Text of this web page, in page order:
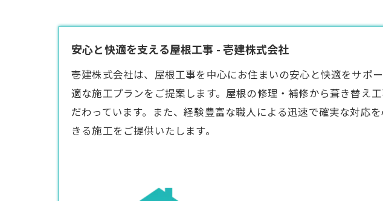
安心と快適を支える屋根工事 - 壱建株式会社
壱建株式会社は、屋根工事を中心にお住まいの安心と快適をサポ
適な施工プランをご提案します。屋根の修理・補修から葺き替え
だわっています。また、経験豊富な職人による迅速で確実な対応
きる施工をご提供いたします。